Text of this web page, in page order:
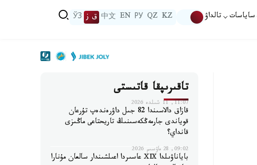
ساياسات تالداۋ KZ
QZ
РУ
EN
中文 ق ز ЎЗ
تاقىرىپقا قاتىستى
11:07, 11 شىلدە 2026
قازاق دالاسىندا 82 جىل داۋرەندەپ تۇرعان
قوياندى جارمەڭكەسىنىڭ تاريحتاعى ماڭىزى
قانداي؟
09:02, 28 ماۋسىم 2026
باياناۋىلدا ⅩⅨ عاسىردا اعىلشىندار سالعان مۇنارا